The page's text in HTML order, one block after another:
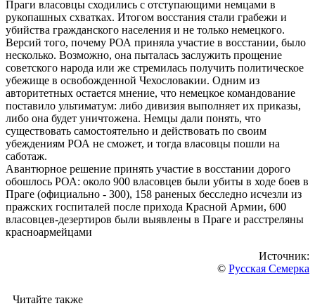
Праги власовцы сходились с отступающими немцами в
рукопашных схватках. Итогом восстания стали грабежи и
убийства гражданского населения и не только немецкого.
Версий того, почему РОА приняла участие в восстании, было
несколько. Возможно, она пыталась заслужить прощение
советского народа или же стремилась получить политическое
убежище в освобожденной Чехословакии. Одним из
авторитетных остается мнение, что немецкое командование
поставило ультиматум: либо дивизия выполняет их приказы,
либо она будет уничтожена. Немцы дали понять, что
существовать самостоятельно и действовать по своим
убеждениям РОА не сможет, и тогда власовцы пошли на
саботаж.
Авантюрное решение принять участие в восстании дорого
обошлось РОА: около 900 власовцев были убиты в ходе боев в
Праге (официально - 300), 158 раненых бесследно исчезли из
пражских госпиталей после прихода Красной Армии, 600
власовцев-дезертиров были выявлены в Праге и расстреляны
красноармейцами
Источник:
© Русская Семерка
Читайте также